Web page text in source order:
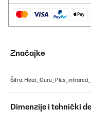
Značajke
Šifra:
Dimenzije i tehnički